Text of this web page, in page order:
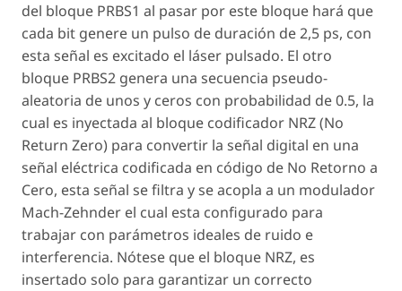
del bloque PRBS1 al pasar por este bloque hará que
cada bit genere un pulso de duración de 2,5 ps, con
esta señal es excitado el láser pulsado. El otro
bloque PRBS2 genera una secuencia pseudo-
aleatoria de unos y ceros con probabilidad de 0.5, la
cual es inyectada al bloque codificador NRZ (No
Return Zero) para convertir la señal digital en una
señal eléctrica codificada en código de No Retorno a
Cero, esta señal se filtra y se acopla a un modulador
Mach-Zehnder el cual esta configurado para
trabajar con parámetros ideales de ruido e
interferencia. Nótese que el bloque NRZ, es
insertado solo para garantizar un correcto